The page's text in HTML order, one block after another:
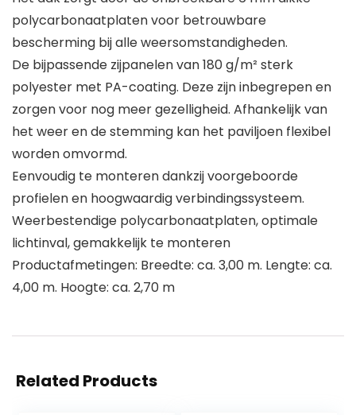
polycarbonaatplaten voor betrouwbare
bescherming bij alle weersomstandigheden.
De bijpassende zijpanelen van 180 g/m² sterk
polyester met PA-coating. Deze zijn inbegrepen en
zorgen voor nog meer gezelligheid. Afhankelijk van
het weer en de stemming kan het paviljoen flexibel
worden omvormd.
Eenvoudig te monteren dankzij voorgeboorde
profielen en hoogwaardig verbindingssysteem.
Weerbestendige polycarbonaatplaten, optimale
lichtinval, gemakkelijk te monteren
Productafmetingen: Breedte: ca. 3,00 m. Lengte: ca.
4,00 m. Hoogte: ca. 2,70 m
Related Products